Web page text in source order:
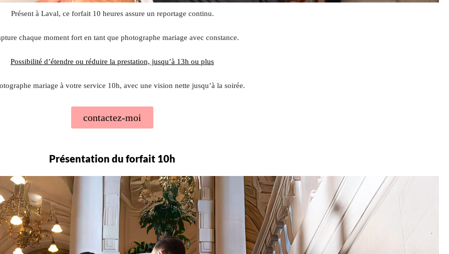
Présent à Laval, ce forfait 10 heures assure un reportage continu.
chaque moment fort en tant que photographe mariage avec constance.
Possibilité d’étendre ou réduire la prestation, jusqu’à 13h ou plus
mariage à votre service 10h, avec une vision nette jusqu’à la soirée.
contactez-moi
Présentation du forfait 10h